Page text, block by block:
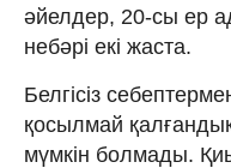
әйелдер, 20-сы ер
небәрі екі жаста.
Белгісіз
қосылмай
мүмкін болмады.